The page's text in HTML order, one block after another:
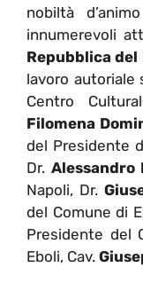
nobiltà
innumerevoli
Repubblica del
lavoro autoriale
Centro
Filomena
del Presidente
Dr. Alessandro
Napoli, Dr.
del Comune di
Presidente del
Eboli, Cav.